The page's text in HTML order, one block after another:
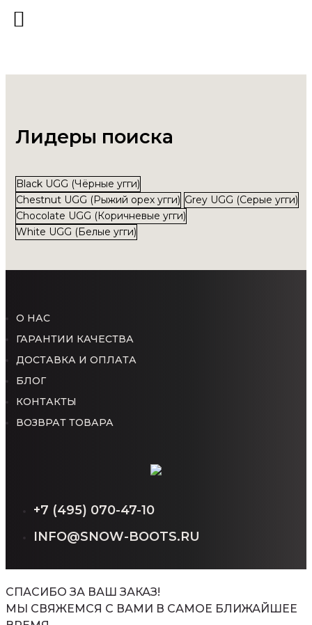
Лидеры поиска
Black UGG (Чёрные угги)
Chestnut UGG (Рыжий орех угги) Grey UGG (Серые угги)
Chocolate UGG (Коричневые угги)
White UGG (Белые угги)
О НАС
ГАРАНТИИ КАЧЕСТВА
ДОСТАВКА И ОПЛАТА
БЛОГ
КОНТАКТЫ
ВОЗВРАТ ТОВАРА
+7 (495) 070-47-10
INFO@SNOW-BOOTS.RU
СПАСИБО ЗА ВАШ ЗАКАЗ!
МЫ СВЯЖЕМСЯ С ВАМИ В САМОЕ БЛИЖАЙШЕЕ